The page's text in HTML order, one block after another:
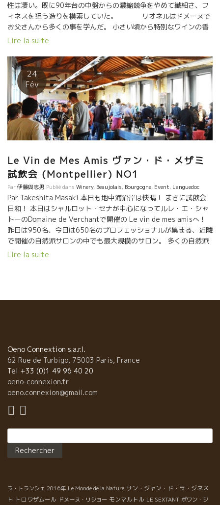
性は凄い。既に90年台の中盤からの濃縮競争をやめて繊細さ、フ
ィネスを狙う造りを模索していた。 リオネルはドメーヌで
お父さんから多くの事を学んだ。 小さい頃から特別なワインの香
りに馴染んできたリオネルのテースティング能力は凄いものがあ
のアイデアで独自のワインを造ってみたかった。 １３年に Eau de
Souche オー・ドゥ・スッシュ社を設立した。 流石、ゴビ家の長
男、リオネルの繊細な感性が活かされた素晴らしいワイン達が醸
されている。 私はリオネルが小学生の時代から知っている。 今で
も、時々ゴビー家ではテーブルを共にしている。 リオネルは
心やさしい性格、芯はお父さん譲りの頑固とした強さを持ってい
る。 そして、心にいつも遊び心も持っている。 ワインもその性格
どおり、やさしいタンニン、酸も含んだ果実味、でも南の太陽を
特別 Cuvée ブディ・ヴィルも日本向けに確保できました。お楽し
みに！！ リヨネルはカタルーニュ・フランスで独特の光
を放つ存在になりつつある。 勿論、ゴビー本家のワインも素晴ら
しい。これはあえて言うまでもないこと。
Lire la suite
24
Fév
Le Vin de Mes Amis ヴァン・ド・メザミ
試飲会 (Montpellier) NO1
Par伊藤與志男 Publié dans Winery, Beaujolais, Bourgogne, Event, Languedoc
Par Takeshita Masaki 本日も地中海沿岸は快晴！ まさに試飲会
日和！ 本日はシャルロット・セナが中心になってルレ・エ・シャ
トーのDomaine de Verchantで開催の Le vin de mes amisへ！
昨日は950名、今日は650名のプロフェッショナルが集まる、近隣
で開催の自然派サロンの中でも最大規模のサロン。 多くの自然派
巨匠が参加していますが、毎年毎年の栽培、醸造の進化による、
エ。 彼の底抜けの明るさがワインに出ている。 ● ガランスの白
も赤も、南仏を思わせない、綺麗な透明感溢れる酸のキリッと効
いたワイン。 石灰岩からくるミネラル感、塩気が旨味を出してい
る。 ● マチュー・ラピエール、今年は2回の雹害があっ
たが、それをものともせず、 2017年！素晴らしい出来！ すでに
ま〜い。 モルゴンは、まさにイチゴジャム。 ● 昨年のヌ
ンはエキゾティックな熟度。ジュリエナはジューシーで既に素晴
らしい状態。 ● フロントンのいつも陽気なシャトー・
かな洋梨。 ネグレットをメインにした赤のキュヴェも、昔のよう
なタンニンギシギシの造りでは無く、エレガント！ 今や27歳にな
Lire la suite
Oeno Connextion s.a.r.l.
62 Rue de Turbigo, 75003 Paris, France
Tel +33 (0)1 49 96 40 20
oeno-connexion.fr
oeno.connexion@gmail.com
ラ・トランシェ 2016年 Le Monde de la Nature サン・ジャン・ド・ラ・ジネス
ト トロワザムール ドメーヌ・リショー モンマルトル LE SEXTANT ポワン・ジ